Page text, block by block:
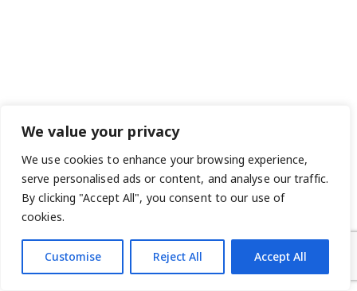
We value your privacy
We use cookies to enhance your browsing experience,
serve personalised ads or content, and analyse our traffic.
By clicking "Accept All", you consent to our use of
cookies.
Customise Reject All Accept All